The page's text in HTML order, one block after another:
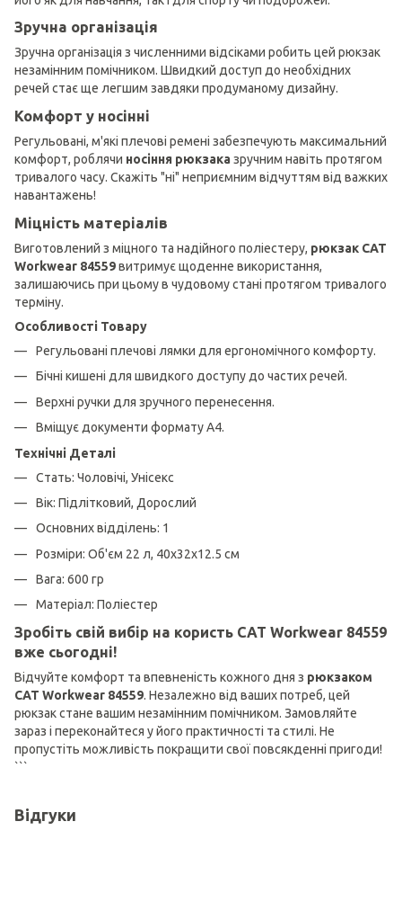
Зручна організація
Зручна організація з численними відсіками робить цей рюкзак
незамінним помічником. Швидкий доступ до необхідних
речей стає ще легшим завдяки продуманому дизайну.
Комфорт у носінні
Регульовані, м'які плечові ремені забезпечують максимальний
комфорт, роблячи носіння рюкзаказручним навіть протягом
тривалого часу. Скажіть "ні" неприємним відчуттям від важких
навантажень!
Міцність матеріалів
Виготовлений з міцного та надійного поліестеру, рюкзак CAT
Workwear 84559витримує щоденне використання,
залишаючись при цьому в чудовому стані протягом тривалого
терміну.
Особливості Товару
Регульовані плечові лямки для ергономічного комфорту.
Бічні кишені для швидкого доступу до частих речей.
Верхні ручки для зручного перенесення.
Вміщує документи формату А4.
Технічні Деталі
Стать: Чоловічі, Унісекс
Вік: Підлітковий, Дорослий
Основних відділень: 1
Розміри: Об'єм 22 л, 40х32х12.5 см
Вага: 600 гр
Матеріал: Поліестер
Зробіть свій вибір на користь CAT Workwear 84559
вже сьогодні!
Відчуйте комфорт та впевненість кожного дня з рюкзаком
CAT Workwear 84559. Незалежно від ваших потреб, цей
рюкзак стане вашим незамінним помічником. Замовляйте
зараз і переконайтеся у його практичності та стилі. Не
пропустіть можливість покращити свої повсякденні пригоди!
```
Відгуки